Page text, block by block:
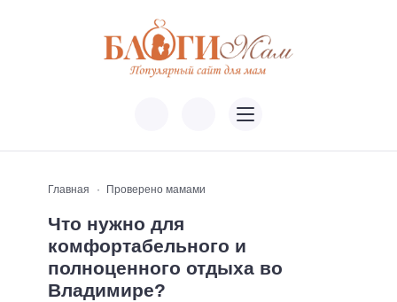
Главная Проверено мамами
Что нужно для
комфортабельного и
полноценного отдыха во
Владимире?